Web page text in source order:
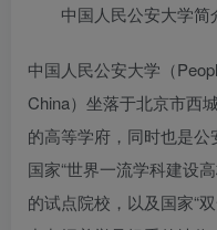
中国人民公安大学简
中国人民公安大学（
China）坐落于北京市西
的高等学府，同时也是
国家“世界一流学科建设
的试点院校，以及国家“